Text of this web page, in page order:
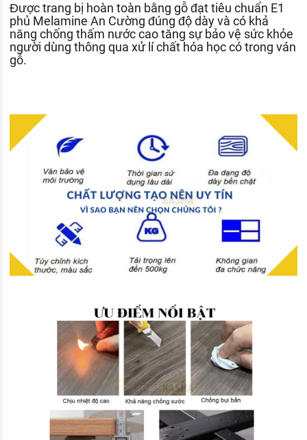
Được trang bị hoàn toàn bằng gỗ đạt tiêu chuẩn E1
phủ Melamine An Cường đúng độ dày và có khả
năng chống thấm nước cao tăng sự bảo vệ sức khỏe
người dùng thông qua xử lí chất hóa học có trong ván
gỗ.